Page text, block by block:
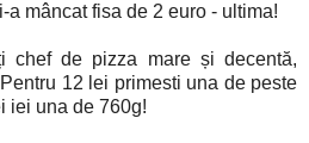
mâncat fisa de 2 euro - ultima!
chef de pizza mare și decentă,
12 lei primesti una de peste
iei una de 760g!